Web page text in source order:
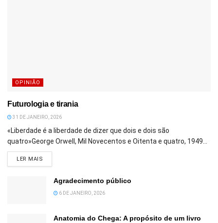
OPINIÃO
Futurologia e tirania
31 DE JANEIRO, 2026
«Liberdade é a liberdade de dizer que dois e dois são
quatro»George Orwell, Mil Novecentos e Oitenta e quatro, 1949...
LER MAIS
Agradecimento público
6 DE JANEIRO, 2026
Anatomia do Chega: A propósito de um livro